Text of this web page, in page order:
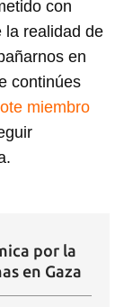
con
la realidad de
en
continúes
miembro
por la
en Gaza